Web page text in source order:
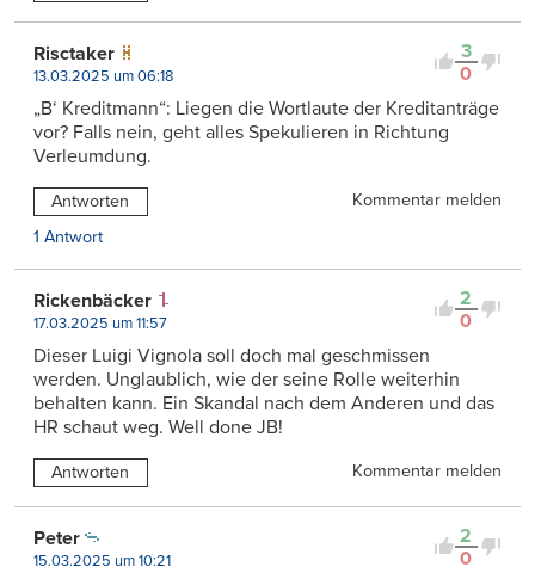
3
0
Risctaker
13.03.2025 um 06:18
„B‘ Kreditmann“: Liegen die Wortlaute der Kreditanträge
vor? Falls nein, geht alles Spekulieren in Richtung
Verleumdung.
Antworten
Kommentar melden
1 Antwort
2
0
Rickenbäcker
17.03.2025 um 11:57
Dieser Luigi Vignola soll doch mal geschmissen
werden. Unglaublich, wie der seine Rolle weiterhin
behalten kann. Ein Skandal nach dem Anderen und das
HR schaut weg. Well done JB!
Antworten Kommentar melden
2
0
Peter
15.03.2025 um 10:21